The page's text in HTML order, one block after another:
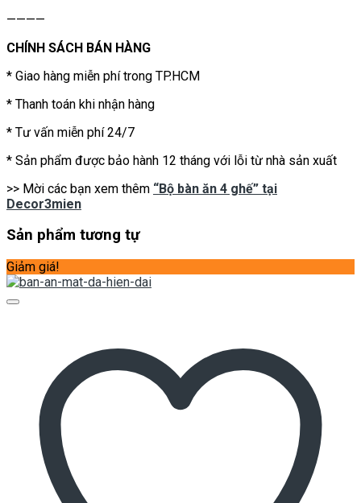
————
CHÍNH SÁCH BÁN HÀNG
* Giao hàng miễn phí trong TP.HCM
* Thanh toán khi nhận hàng
* Tư vấn miễn phí 24/7
* Sản phẩm được bảo hành 12 tháng với lỗi từ nhà sản xuất
>> Mời các bạn xem thêm “Bộ bàn ăn 4 ghế” tại
Decor3mien
Sản phẩm tương tự
Giảm giá!